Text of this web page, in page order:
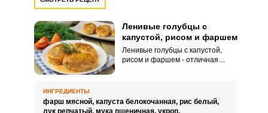
Ленивые голубцы с
капустой, рисом и фаршем
Ленивые голубцы с капустой,
рисом и фаршем - отличная
значительно проще. Капусту
нарежем небольшими кусочками
ИНГРЕДИЕНТЫ
фарш мясной, капуста белокочанная, рис белый,
лук репчатый, мука пшеничная, укроп,